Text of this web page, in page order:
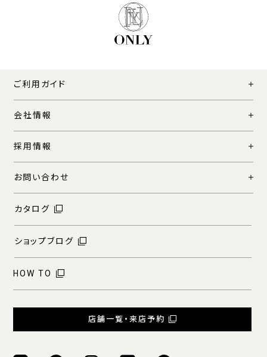
ご利用ガイド
会社情報
採用情報
お問い合わせ
カタログ
ショップブログ
HOW TO
店舗一覧・来店予約